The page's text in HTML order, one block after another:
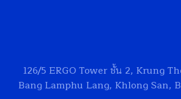
126/5 ERGO Towerชั้น 2, Krung
Bang Lamphu Lang, Khlong San,